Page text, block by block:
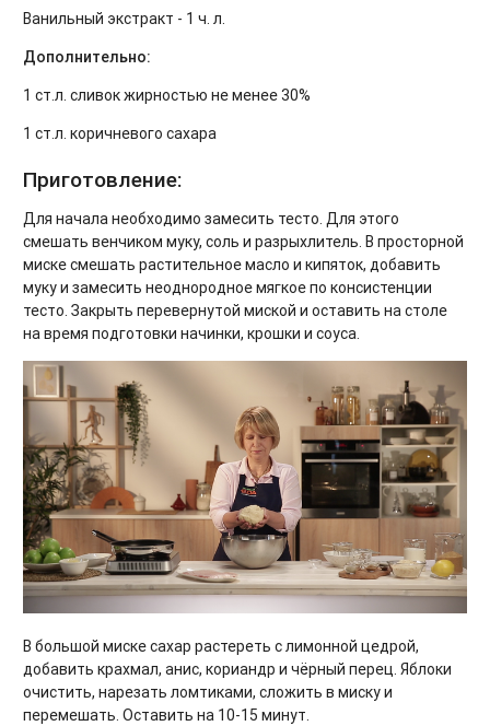
Ванильный экстракт - 1 ч. л.
Дополнительно:
1 ст.л. сливок жирностью не менее 30%
1 ст.л. коричневого сахара
Приготовление:
Для начала необходимо замесить тесто. Для этого
смешать венчиком муку, соль и разрыхлитель. В просторной
миске смешать растительное масло и кипяток, добавить
муку и замесить неоднородное мягкое по консистенции
тесто. Закрыть перевернутой миской и оставить на столе
на время подготовки начинки, крошки и соуса.
В большой миске сахар растереть с лимонной цедрой,
добавить крахмал, анис, кориандр и чёрный перец. Яблоки
очистить, нарезать ломтиками, сложить в миску и
перемешать. Оставить на 10-15 минут.